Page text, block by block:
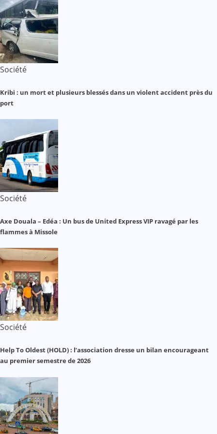
Société
Kribi : un mort et plusieurs blessés dans un violent accident près du
port
Société
Axe Douala – Edéa : Un bus de United Express VIP ravagé par les
flammes à Missole
Société
Help To Oldest (HOLD) : l’association dresse un bilan encourageant
au premier semestre de 2026